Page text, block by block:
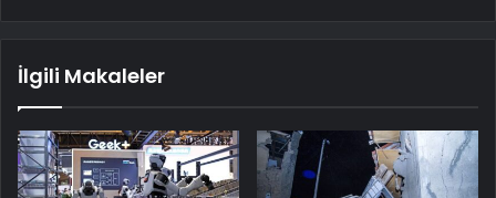
İlgili Makaleler